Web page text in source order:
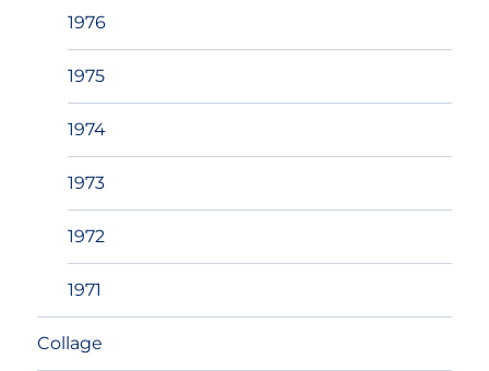
1976
1975
1974
1973
1972
1971
Collage